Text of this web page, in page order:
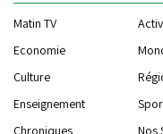
Matin TV
Economie
Culture
Enseignement
Chroniques
Nos